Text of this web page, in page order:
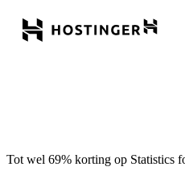
Tot wel 69% korting op Statistics